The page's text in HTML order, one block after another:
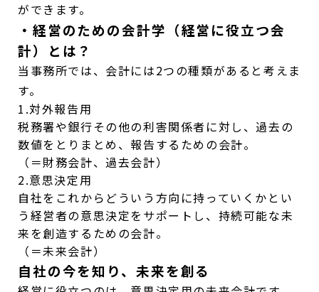
ができます。
・経営のための会計学（経営に役立つ会
計）とは？
当事務所では、会計には2つの種類があると考えま
す。
1.対外報告用
税務署や銀行その他の利害関係者に対し、過去の
数値をとりまとめ、報告するための会計。
（＝財務会計、過去会計）
2.意思決定用
自社をこれからどういう方向に持っていくかとい
う経営者の意思決定をサポートし、持続可能な未
来を創造するための会計。
（＝未来会計）
自社の今を知り、未来を創る